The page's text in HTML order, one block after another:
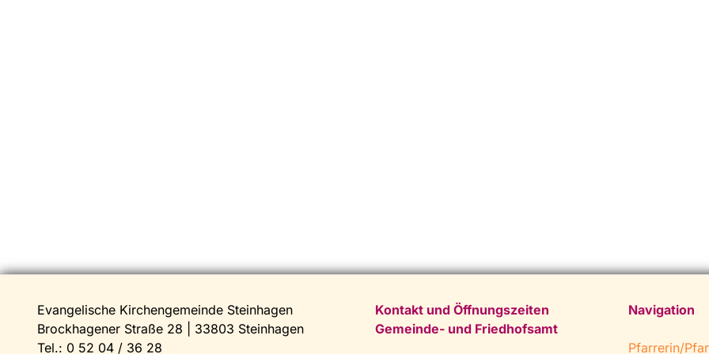
Evangelische Kirchengemeinde Steinhagen
Brockhagener Straße 28 | 33803 Steinhagen
Tel.: 0 52 04 / 36 28
Kontakt und Öffnungszeiten
Gemeinde- und Friedhofsamt
Navigation
Pfarrerin/